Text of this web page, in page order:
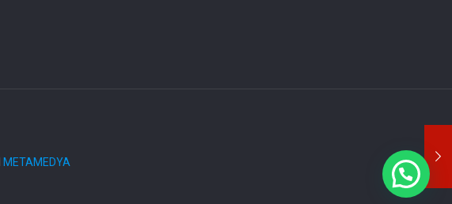
METAMEDYA